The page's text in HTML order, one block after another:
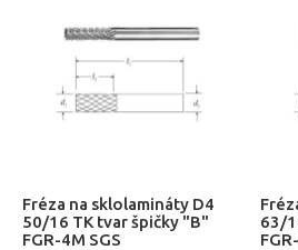
Fréza na sklolamináty D4
50/16 TK tvar špičky "B"
FGR-4M SGS
63/